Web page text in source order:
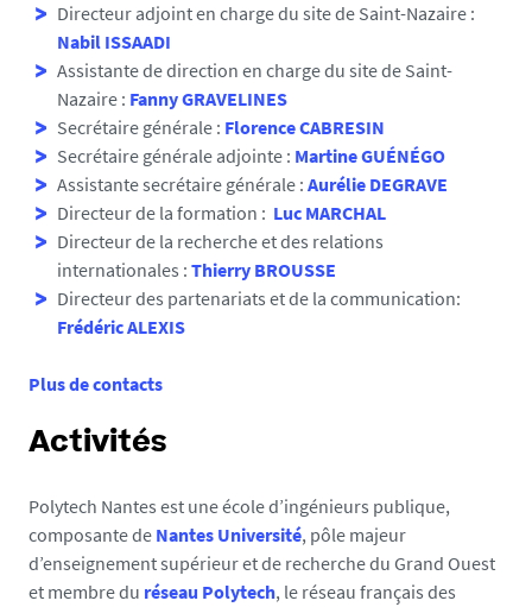
Directeur adjoint en charge du site de Saint-Nazaire :
Nabil ISSAADI
Assistante de direction en charge du site de Saint-
Nazaire : Fanny GRAVELINES
Secrétaire générale : Florence CABRESIN
Secrétaire générale adjointe : Martine GUÉNÉGO
Assistante secrétaire générale : Aurélie DEGRAVE
Directeur de la formation : Luc MARCHAL
Directeur de la recherche et des relations
internationales : Thierry BROUSSE
Directeur des partenariats et de la communication:
Frédéric ALEXIS
Plus de contacts
Activités
Polytech Nantes est une école d’ingénieurs publique,
composante de Nantes Université, pôle majeur
d’enseignement supérieur et de recherche du Grand Ouest
et membre du réseau Polytech, le réseau français des